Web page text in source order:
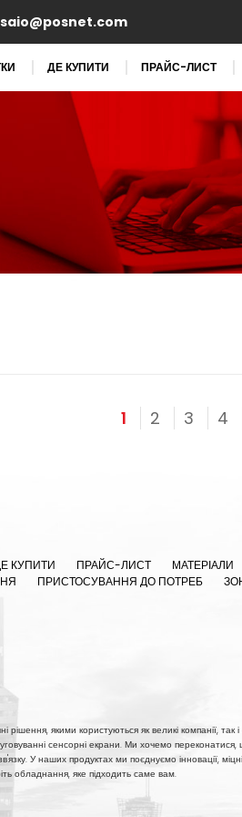
saio@posnet.com
ДЕ КУПИТИ ПРАЙС-ЛИСТ
1 2 3 4
КУПИТИ ПРАЙС-ЛИСТ МАТЕРІАЛИ
ПРИСТОСУВАННЯ ДО ПОТРЕБ
рішення, якими користуються як великі компанії,
сенсорні екрани. Ми хочемо
У наших продуктах ми поєднуємо інновації,
обладнання, яке підходить саме вам.